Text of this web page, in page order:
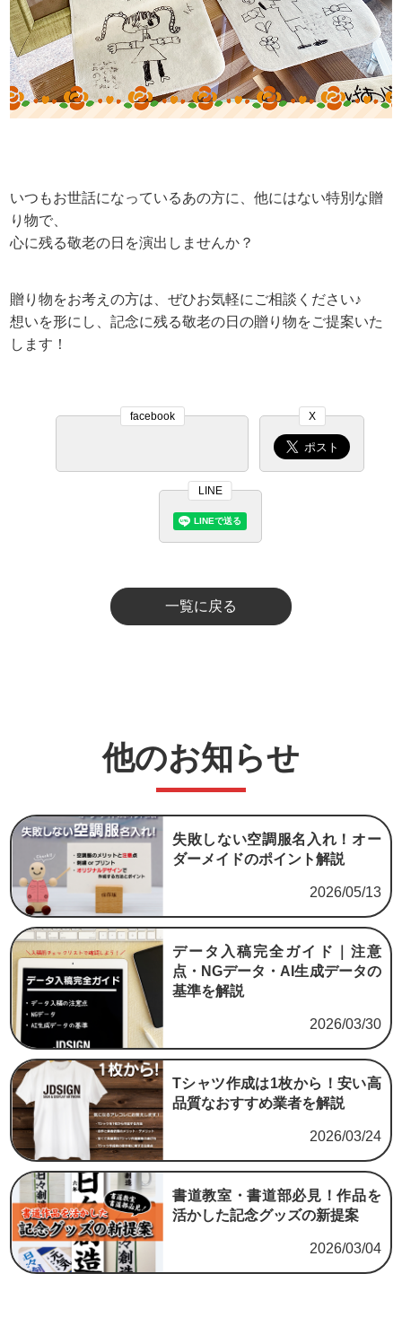
いつもお世話になっているあの方に、他にはない特別な贈
り物で、
心に残る敬老の日を演出しませんか？
贈り物をお考えの方は、ぜひお気軽にご相談ください♪
想いを形にし、記念に残る敬老の日の贈り物をご提案いた
します！
facebook X
LINE
一覧に戻る
他のお知らせ
失敗しない空調服名入れ！オー
ダーメイドのポイント解説
2026/05/13
データ入稿完全ガイド｜注意
点・NGデータ・AI生成データの
基準を解説
2026/03/30
Tシャツ作成は1枚から！安い高
品質なおすすめ業者を解説
2026/03/24
書道教室・書道部必見！作品を
活かした記念グッズの新提案
2026/03/04